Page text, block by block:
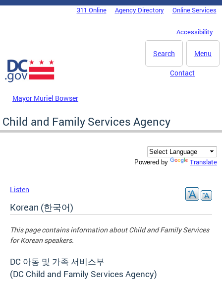
Skip to main content
DC Agency Top Menu311 Online Agency Directory Online Services
Accessibility
Menu
Search
Mayor Muriel Bowser
Contact
Child and Family Services Agency
Powered by Translate
Listen
Korean (한국어)
This page contains information about Child and Family Services
for Korean speakers.
DC 아동 및 가족 서비스부
(DC Child and Family Services Agency)